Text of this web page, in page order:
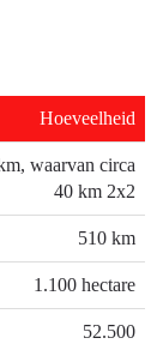
Hoeveelheid
waarvan circa
40 km 2x2
510 km
1.100 hectare
52.500